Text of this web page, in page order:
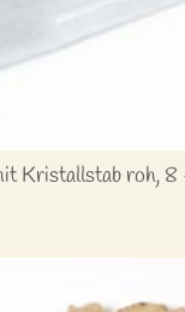
Kristallstab roh, 8